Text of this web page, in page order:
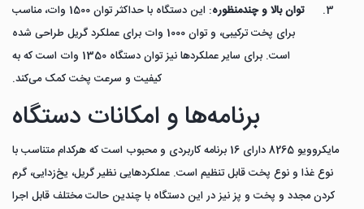
توان بالا و چندمنظوره
: این دستگاه با حداکثر توان 1500 وات، مناسب
برای پخت ترکیبی، و توان 1000 وات برای عملکرد گریل طراحی شده
است. برای سایر عملکردها نیز توان دستگاه 1350 وات است که به
کیفیت و سرعت پخت کمک می‌کند.
برنامه‌ها و امکانات دستگاه
مایکروویو 8265 دارای 16 برنامه کاربردی و محبوب است که هرکدام متناسب با
نوع غذا و نوع پخت قابل تنظیم است. عملکردهایی نظیر گریل، یخ‌زدایی، گرم
کردن مجدد و پخت و پز نیز در این دستگاه با چندین حالت مختلف قابل اجرا